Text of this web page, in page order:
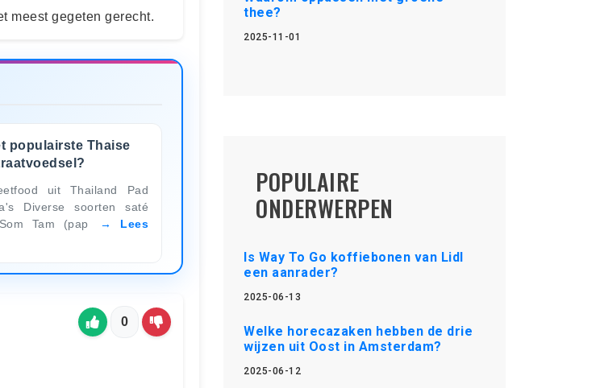
meest gegeten gerecht.
populairste Thaise
uit Thailand Pad
Diverse soorten saté
Tam (pap
Lees
0
thee?
2025-11-01
POPULAIRE
ONDERWERPEN
Is Way To Go koffiebonen van Lidl
een aanrader?
2025-06-13
Welke horecazaken hebben de drie
wijzen uit Oost in Amsterdam?
2025-06-12